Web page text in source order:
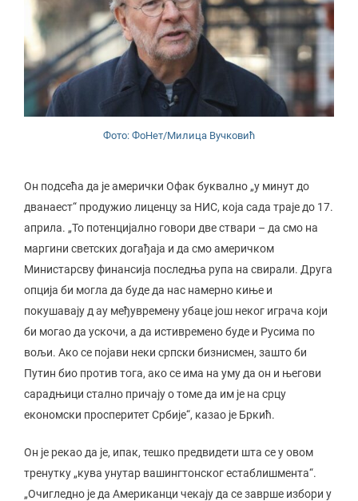
Фото: ФоНет/Милица Вучковић
Он подсећа да је амерички Офак буквално „у минут до
дванаест“ продужио лиценцу за НИС, која сада траје до 17.
априла. „То потенцијално говори две ствари – да смо на
маргини светских догађаја и да смо америчком
Министарсву финансија последња рупа на свирали. Друга
опција би могла да буде да нас намерно киње и
покушавају д ау међувремену убаце још неког играча који
би могао да ускочи, а да истивремено буде и Русима по
вољи. Ако се појави неки српски бизнисмен, зашто би
Путин био против тога, ако се има на уму да он и његови
сарадњици стално причају о томе да им је на срцу
економски просперитет Србије“, казао је Бркић.
Он је рекао да је, ипак, тешко предвидети шта се у овом
тренутку „кува унутар вашингтонског естаблишмента“.
„Очигледно је да Американци чекају да се заврше избори у